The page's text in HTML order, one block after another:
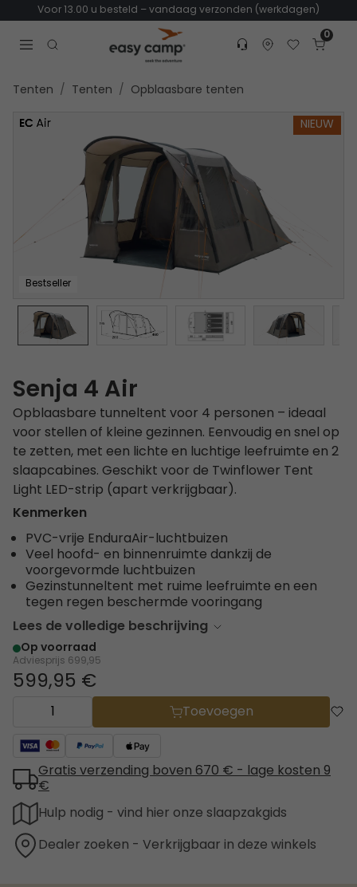
Voor 13.00 u besteld – vandaag verzonden (werkdagen)
Open search modal
Customer service
Find dealer
Favorites
Cart
0
Tenten Tenten
Opblaasbare tenten
NIEUW
Bestseller
Senja 4 Air
Opblaasbare tunneltent voor 4 personen – ideaal
voor stellen of kleine gezinnen. Eenvoudig en snel op
te zetten, met een lichte en luchtige leefruimte en 2
slaapcabines. Geschikt voor de Twinflower Tent
Light LED-strip (apart verkrijgbaar).
Kenmerken
PVC-vrije EnduraAir-luchtbuizen
Veel hoofd- en binnenruimte dankzij de
voorgevormde luchtbuizen
Gezinstunneltent met ruime leefruimte en een
tegen regen beschermde vooringang
Lees de volledige beschrijving
Op voorraad
Adviesprijs 699,95
599,95 €
Toevoegen
Gratis verzending boven 670 € - lage kosten 9
€
Hulp nodig - vind hier onze slaapzakgids
Dealer zoeken - Verkrijgbaar in deze winkels